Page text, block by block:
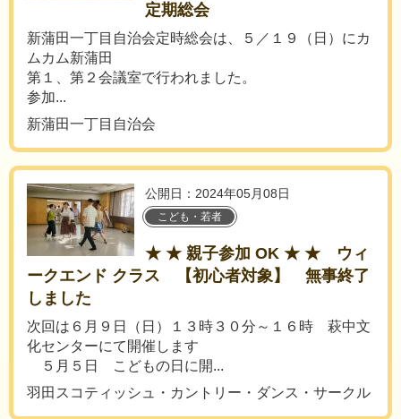
定期総会
新蒲田一丁目自治会定時総会は、５／１９（日）にカ
ムカム新蒲田
第１、第２会議室で行われました。
参加...
新蒲田一丁目自治会
公開日：2024年05月08日
こども・若者
★ ★ 親子参加 OK ★ ★ ウィ
ークエンド クラス 【初心者対象】 無事終了
しました
次回は６月９日（日）１３時３０分～１６時 萩中文
化センターにて開催します
５月５日 こどもの日に開...
羽田スコティッシュ・カントリー・ダンス・サークル